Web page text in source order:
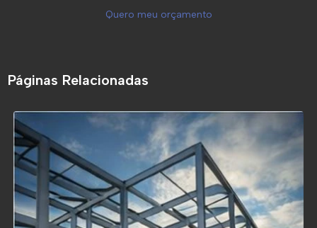
Quero meu orçamento
Páginas Relacionadas